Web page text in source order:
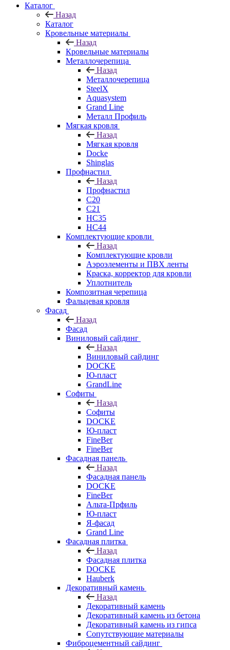
Каталог
Назад
Каталог
Кровельные материалы
Назад
Кровельные материалы
Металлочерепица
Назад
Металлочерепица
SteelX
Aquasystem
Grand Line
Металл Профиль
Мягкая кровля
Назад
Мягкая кровля
Docke
Shinglas
Профнастил
Назад
Профнастил
C20
C21
НС35
НС44
Комплектующие кровли
Назад
Комплектующие кровли
Аэроэлементы и ПВХ ленты
Краска, корректор для кровли
Уплотнитель
Композитная черепица
Фальцевая кровля
Фасад
Назад
Фасад
Виниловый сайдинг
Назад
Виниловый сайдинг
DOCKE
Ю-пласт
GrandLine
Софиты
Назад
Софиты
DOCKE
Ю-пласт
FineBer
FineBer
Фасадная панель
Назад
Фасадная панель
DOCKE
FineBer
Альта-Прфиль
Ю-пласт
Я-фасад
Grand Line
Фасадная плитка
Назад
Фасадная плитка
DOCKE
Hauberk
Декоративный камень
Назад
Декоративный камень
Декоративный камень из бетона
Декоративный камень из гипса
Сопутствующие материалы
Фиброцементный сайдинг